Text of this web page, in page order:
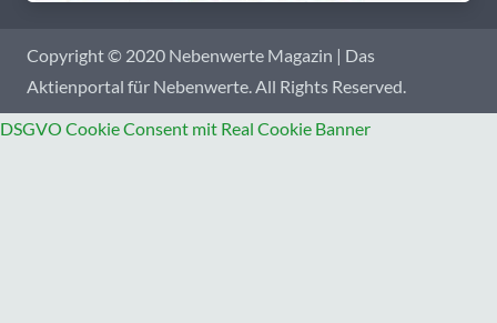
Copyright © 2020 Nebenwerte Magazin | Das
Aktienportal für Nebenwerte. All Rights Reserved.
DSGVO Cookie Consent mit Real Cookie Banner